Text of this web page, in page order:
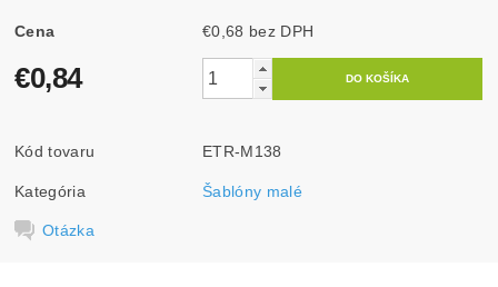
Cena €0,68 bez DPH
€0,84
Kód tovaru ETR-M138
Kategória Šablóny malé
Otázka